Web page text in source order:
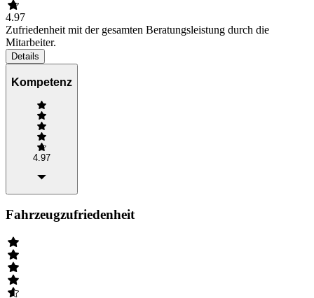
4.97
Zufriedenheit mit der gesamten Beratungsleistung durch die
Mitarbeiter.
Details
Kompetenz
4.97
Fahrzeugzufriedenheit